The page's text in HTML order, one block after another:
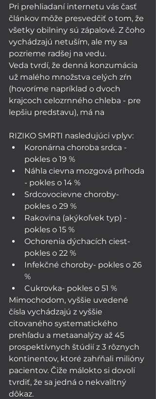
Pri prehliadaní internetu vás časť
článkov môže presvedčiť o tom, že
všetky obilniny sú zápalové. Z čoho
vychádzajú netuším, ale my sa
pozrieme radšej na vedu.
Veda tvrdí, že denná konzumácia
už malého množstva celých zŕn
(hovoríme napríklad o dvoch
krajcoch celozrnného chleba - pre
lepšiu predstavu), má na
RIZIKO SMRTI nasledujúci vplyv:
Koronárna choroba srdca -
pokles o 19 %
Náhla cievna mozgová príhoda
- pokles o 14 %
Srdcovocievne choroby-
pokles o 29 %
Rakovina (akýkoľvek typ) -
pokles o 15 %
Ochorenia dýchacích ciest-
pokles o 22 %
Infekčné choroby- pokles o 26
%
Cukrovka- pokles o 51 %
Mimochodom, vyššie uvedené
čísla vychádzajú z vyššie
citovaného systematického
prehľadu a metaanalýzy až 45
prospektívnych štúdií z 3 rôznych
kontinentov, ktoré zahŕňali milióny
pacientov. Čiže málokto si dovolí
tvrdiť, že sa jedná o nekvalitný
dôkaz.